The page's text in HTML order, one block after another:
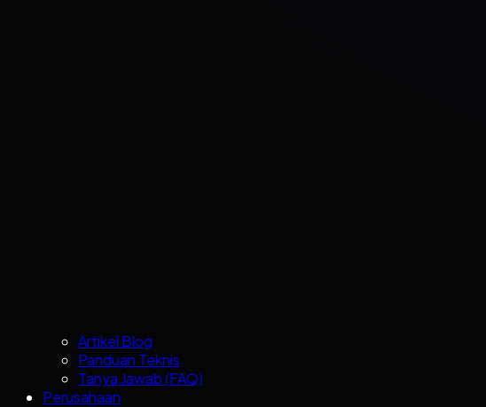
Artikel Blog
Panduan Teknis
Tanya Jawab (FAQ)
Perusahaan